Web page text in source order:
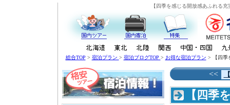
【四季を感じる開放感あふれる
総合TOP > 宿泊プラン > 宿泊ブログTOP > お得な宿泊プラン > 【四季
<<
【四季